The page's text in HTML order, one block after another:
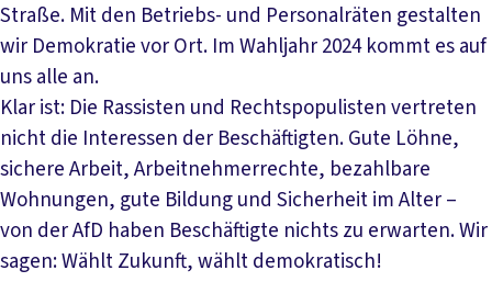
Straße. Mit den Betriebs- und Personalräten gestalten
wir Demokratie vor Ort. Im Wahljahr 2024 kommt es auf
uns alle an.
Klar ist: Die Rassisten und Rechtspopulisten vertreten
nicht die Interessen der Beschäftigten. Gute Löhne,
sichere Arbeit, Arbeitnehmerrechte, bezahlbare
Wohnungen, gute Bildung und Sicherheit im Alter –
von der AfD haben Beschäftigte nichts zu erwarten. Wir
sagen: Wählt Zukunft, wählt demokratisch!